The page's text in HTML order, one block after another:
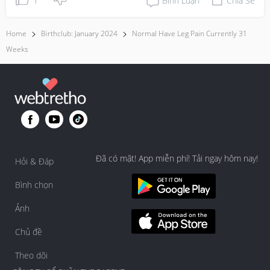
Home Birthclub: January 2024
Normal Have Leg Pain Currently 31
Weeks
Hỏi & Đáp
Bình chọn
Ảnh
Chủ đề
Theo dõi
Đã có mặt! App miễn phí! Tải ngay hôm nay!